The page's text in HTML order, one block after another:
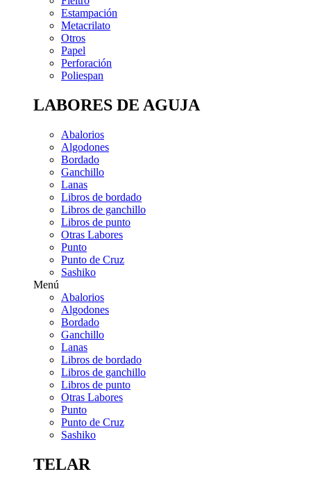
Estampación
Metacrilato
Otros
Papel
Perforación
Poliespan
LABORES DE AGUJA
Abalorios
Algodones
Bordado
Ganchillo
Lanas
Libros de bordado
Libros de ganchillo
Libros de punto
Otras Labores
Punto
Punto de Cruz
Sashiko
Menú
Abalorios
Algodones
Bordado
Ganchillo
Lanas
Libros de bordado
Libros de ganchillo
Libros de punto
Otras Labores
Punto
Punto de Cruz
Sashiko
TELAR